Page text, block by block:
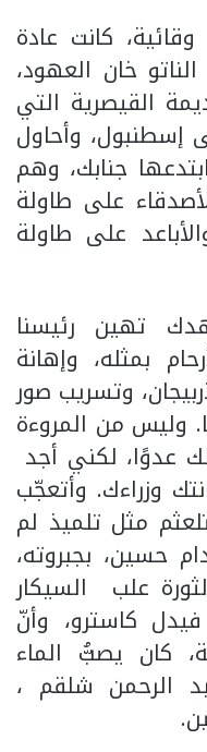
كانت عادة
خان العهود،
القيصرية التي
إسطنبول، وأحاول
جنابك، وهم
على طاولة
على طاولة
تهين رئيسنا
بمثله، وإهانة
وتسريب صور
وليس من المروءة
عدوًا، لكني أجد
وزراءك. وأتعجّب
مثل تلميذ لم
حسين، بجبروته،
علب السيكار
كاسترو، وأنّ
كان يصبُّ الماء
الرحمن شلقم ،